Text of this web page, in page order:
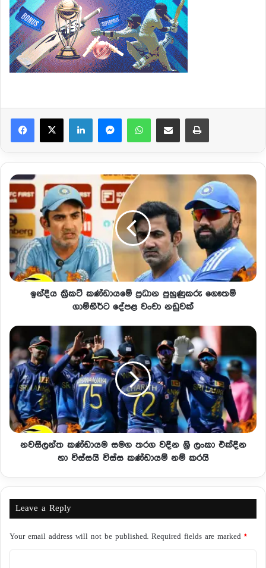
ඉන්දීය ක්‍රිකට් කණ්ඩායමේ ප්‍රධාන පුහුණුකරු ගෞතම්
ගාම්භීර්ට දේපළ වංචා නඩුවක්
නවසීලන්ත කණ්ඩායම සමග තරග වදින ශ්‍රි ලංකා එක්දින
හා විස්සයි විස්ස කණ්ඩායම් නම් කරයි
Leave a Reply
Your email address will not be published. Required fields are marked *